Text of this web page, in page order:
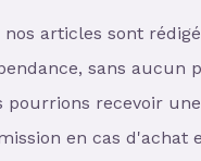
nos articles sont
sans aucun
pourrions recevoir une
en cas d'achat